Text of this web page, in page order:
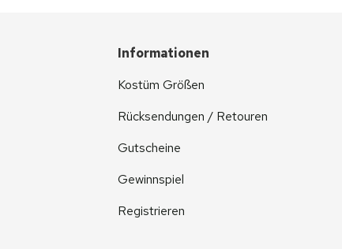
Informationen
Kostüm Größen
Rücksendungen / Retouren
Gutscheine
Gewinnspiel
Registrieren